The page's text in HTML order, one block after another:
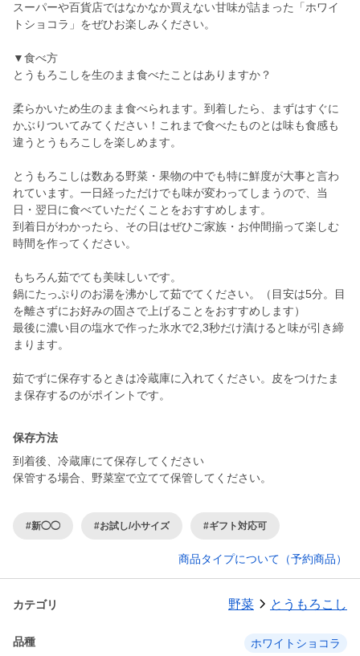
スーパーや百貨店ではなかなか買えない甘味が詰まった「ホワイ
トショコラ」をぜひお楽しみください。
▼食べ方
とうもろこしを生のまま食べたことはありますか？
柔らかいため生のまま食べられます。到着したら、まずはすぐに
かぶりついてみてください！これまで食べたものとは味も食感も
違うとうもろこしを楽しめます。
とうもろこしは数ある野菜・果物の中でも特に鮮度が大事と言わ
れています。一日経っただけでも味が変わってしまうので、当
日・翌日に食べていただくことをおすすめします。
到着日がわかったら、その日はぜひご家族・お仲間揃って楽しむ
時間を作ってください。
もちろん茹でても美味しいです。
鍋にたっぷりのお湯を沸かして茹でてください。（目安は5分。目
を離さずにお好みの固さで上げることをおすすめします）
最後に濃い目の塩水で作った氷水で2,3秒だけ漬けると味が引き締
まります。
茹でずに保存するときは冷蔵庫に入れてください。皮をつけたま
ま保存するのがポイントです。
保存方法
到着後、冷蔵庫にて保存してください
保管する場合、野菜室で立てて保管してください。
#新◯◯ #お試し/小サイズ #ギフト対応可
商品タイプについて（予約商品）
カテゴリ 野菜 とうもろこし
品種 ホワイトショコラ